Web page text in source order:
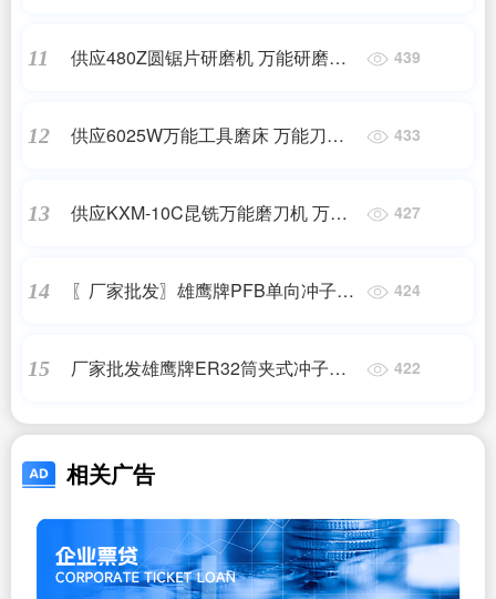
11
供应480Z圆锯片研磨机 万能研磨机
439
12
供应6025W万能工具磨床 万能刀具
433
13
供应KXM-10C昆铣万能磨刀机 万能
427
14
〖厂家批发〗雄鹰牌PFB单向冲子成
424
15
厂家批发雄鹰牌ER32筒夹式冲子成
422
相关广告